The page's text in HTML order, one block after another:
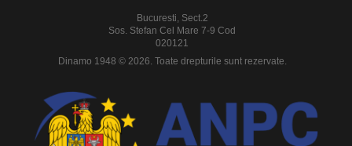
Bucuresti, Sect.2
Sos. Stefan Cel Mare 7-9 Cod
020121
Dinamo 1948 © 2026. Toate drepturile sunt rezervate.